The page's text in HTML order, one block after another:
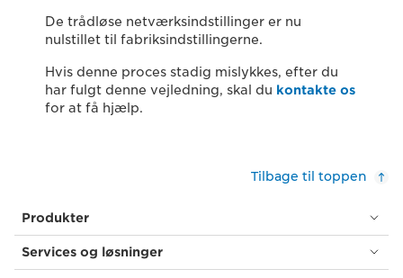
De trådløse netværksindstillinger er nu
nulstillet til fabriksindstillingerne.
Hvis denne proces stadig mislykkes, efter du
har fulgt denne vejledning, skal du kontakte os
for at få hjælp.
Tilbage til toppen
Produkter
Services og løsninger